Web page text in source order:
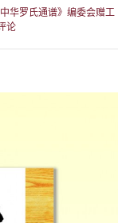
华罗氏通谱》编委会赠工
论